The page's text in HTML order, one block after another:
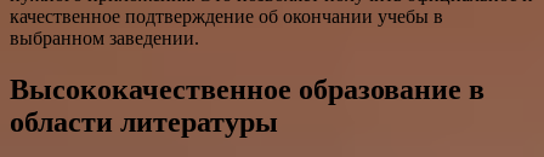
качественное подтверждение об окончании учебы в
выбранном заведении.
Высококачественное образование в
области литературы